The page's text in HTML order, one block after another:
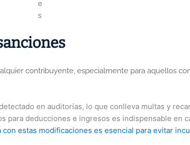
contribuyente, especialmente para aquellos
en auditorías, lo que conlleva multas y
para deducciones e ingresos es indispensable en
estas modificaciones es esencial para evitar